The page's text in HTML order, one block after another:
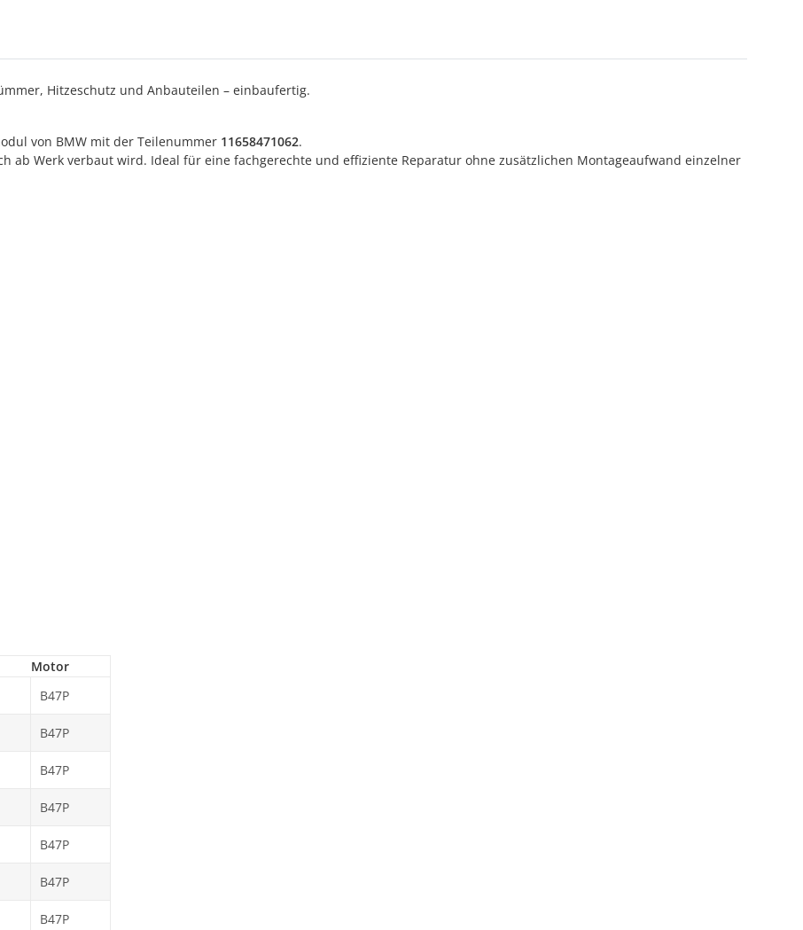
Hitzeschutz und Anbauteilen – einbaufertig.
von BMW mit der Teilenummer 11658471062.
ab Werk verbaut wird. Ideal für eine fachgerechte und effiziente Reparatur ohne zusätzlichen Montageaufwand einzelner
Motor
B47P
B47P
B47P
B47P
B47P
B47P
B47P